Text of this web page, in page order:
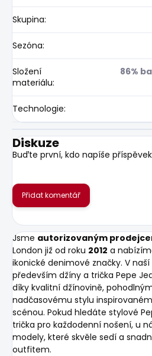
Skupina:
Sezóna:
Složení
materiálu:
86%
Technologie:
Diskuze
Buďte první, kdo napíše
Přidat komentář
Jsme autorizovaným
London již od roku 2012 a
ikonické denimové značky. V
především džíny a trička Pepe
díky kvalitní džínovině,
nadčasovému stylu
scénou. Pokud hledáte stylové
trička pro každodenní nošení, u
modely, které skvěle sedí a
outfitem.